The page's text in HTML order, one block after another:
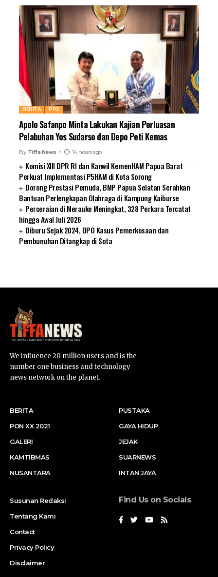
BERITA PPS
Apolo Safanpo Minta Lakukan Kajian Perluasan
Pelabuhan Yos Sudarso dan Depo Peti Kemas
By Tiffa News 14 hours ago
Komisi XIII DPR RI dan Kanwil KemenHAM Papua Barat
Perkuat Implementasi P5HAM di Kota Sorong
Dorong Prestasi Pemuda, BMP Papua Selatan Serahkan
Bantuan Perlengkapan Olahraga di Kampung Kaiburse
Perceraian di Merauke Meningkat, 328 Perkara Tercatat
hingga Awal Juli 2026
Diburu Sejak 2024, DPO Kasus Pemerkosaan dan
Pembunuhan Ditangkap di Sota
We influence 20 million users and is the
number one business and technology
news network on the planet.
BERITA
PON XX 2021
GALERI
KAMTIBMAS
NUSANTARA
PUSTAKA
GAYA HIDUP
JEJAK
SUARNEWS
INTAN JAYA
Susunan Redaksi
Tentang Kami
Contact
Privacy Policy
Disclaimer
Find Us on Socials